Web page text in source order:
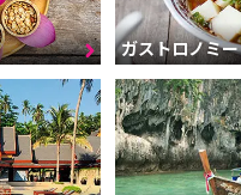
ガストロノミー